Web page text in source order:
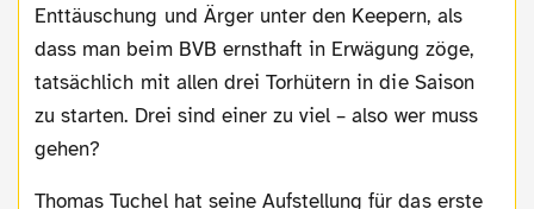
Enttäuschung und Ärger unter den Keepern, als
dass man beim BVB ernsthaft in Erwägung zöge,
tatsächlich mit allen drei Torhütern in die Saison
zu starten. Drei sind einer zu viel – also wer muss
gehen?
Thomas Tuchel hat seine Aufstellung für das erste